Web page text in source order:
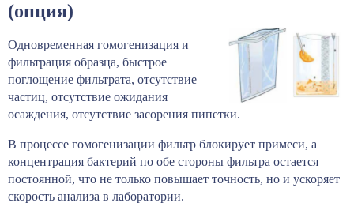
(опция)
Одновременная гомогенизация и
фильтрация образца, быстрое
поглощение фильтрата, отсутствие
частиц, отсутствие ожидания
осаждения, отсутствие засорения пипетки.
В процессе гомогенизации фильтр блокирует примеси, а
концентрация бактерий по обе стороны фильтра остается
постоянной, что не только повышает точность, но и ускоряет
скорость анализа в лаборатории.